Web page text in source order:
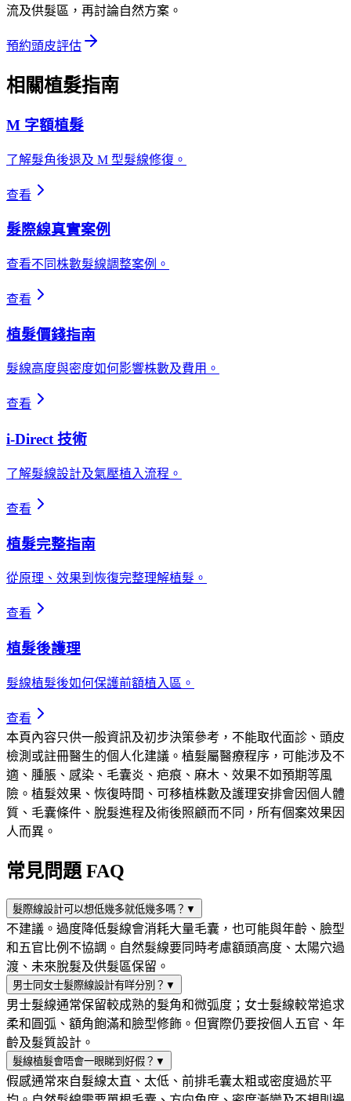
流及供髮區，再討論自然方案。
預約頭皮評估
相關植髮指南
M 字額植髮
了解髮角後退及 M 型髮線修復。
查看
髮際線真實案例
查看不同株數髮線調整案例。
查看
植髮價錢指南
髮線高度與密度如何影響株數及費用。
查看
i-Direct 技術
了解髮線設計及氣壓植入流程。
查看
植髮完整指南
從原理、效果到恢復完整理解植髮。
查看
植髮後護理
髮線植髮後如何保護前額植入區。
查看
本頁內容只供一般資訊及初步決策參考，不能取代面診、頭皮
檢測或註冊醫生的個人化建議。植髮屬醫療程序，可能涉及不
適、腫脹、感染、毛囊炎、疤痕、麻木、效果不如預期等風
險。植髮效果、恢復時間、可移植株數及護理安排會因個人體
質、毛囊條件、脫髮進程及術後照顧而不同，所有個案效果因
人而異。
常見問題 FAQ
髮際線設計可以想低幾多就低幾多嗎？ ▼
不建議。過度降低髮線會消耗大量毛囊，也可能與年齡、臉型
和五官比例不協調。自然髮線要同時考慮額頭高度、太陽穴過
渡、未來脫髮及供髮區保留。
男士同女士髮際線設計有咩分別？ ▼
男士髮線通常保留較成熟的髮角和微弧度；女士髮線較常追求
柔和圓弧、額角飽滿和臉型修飾。但實際仍要按個人五官、年
齡及髮質設計。
髮線植髮會唔會一眼睇到好假？ ▼
假感通常來自髮線太直、太低、前排毛囊太粗或密度過於平